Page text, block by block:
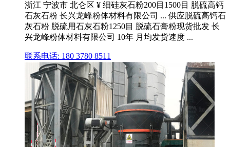
浙江 宁波市 北仑区 ¥ 细硅灰石粉200目1500目 脱硫高钙
石灰石粉 长兴龙峰粉体材料有限公司 ... 供应脱硫高钙石
灰石粉 脱硫用石灰石粉1250目 脱硫石膏粉现货批发 长
兴龙峰粉体材料有限公司 10年 月均发货速度 ...
联系电话: 180 3780 8511